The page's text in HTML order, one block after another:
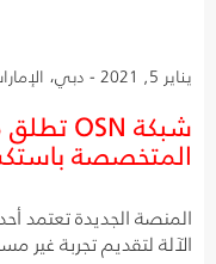
يناير 5, 2021 - دبي، الإمارات العربية المتحدة
المتخصصة
المنصة الجديدة تعتمد
الآلة لتقديم تجربة غير